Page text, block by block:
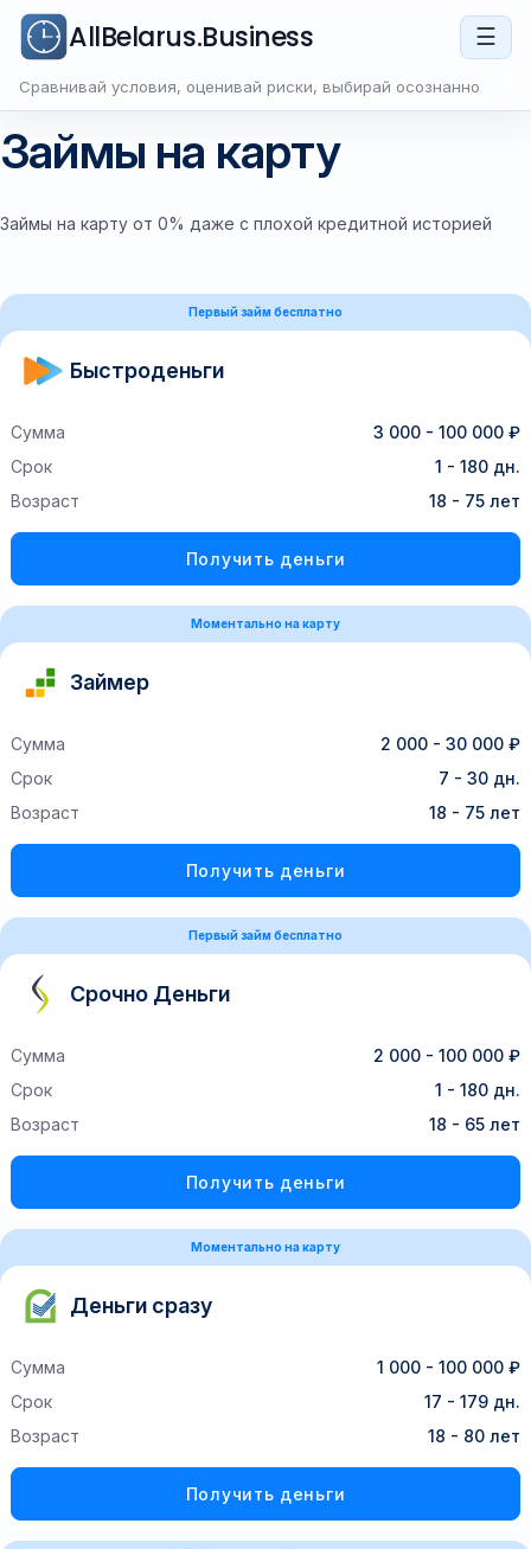
AllBelarus.Business ☰
Сравнивай условия, оценивай риски, выбирай осознанно
Займы на карту
Займы на карту от 0% даже с плохой кредитной историей
Первый займ бесплатно
Быстроденьги
Сумма
3 000 - 100 000 ₽
Срок
1 - 180 дн.
Возраст
18 - 75 лет
Получить деньги
Моментально на карту
Займер
Сумма
2 000 - 30 000 ₽
Срок
7 - 30 дн.
Возраст
18 - 75 лет
Получить деньги
Первый займ бесплатно
Срочно Деньги
Сумма
2 000 - 100 000 ₽
Срок
1 - 180 дн.
Возраст
18 - 65 лет
Получить деньги
Моментально на карту
Деньги сразу
Сумма
1 000 - 100 000 ₽
Срок
17 - 179 дн.
Возраст
18 - 80 лет
Получить деньги